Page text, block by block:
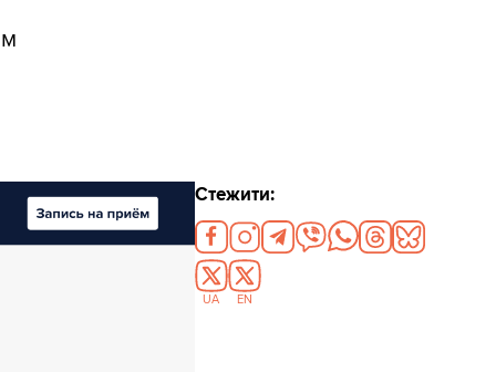
Стежити:
UA EN